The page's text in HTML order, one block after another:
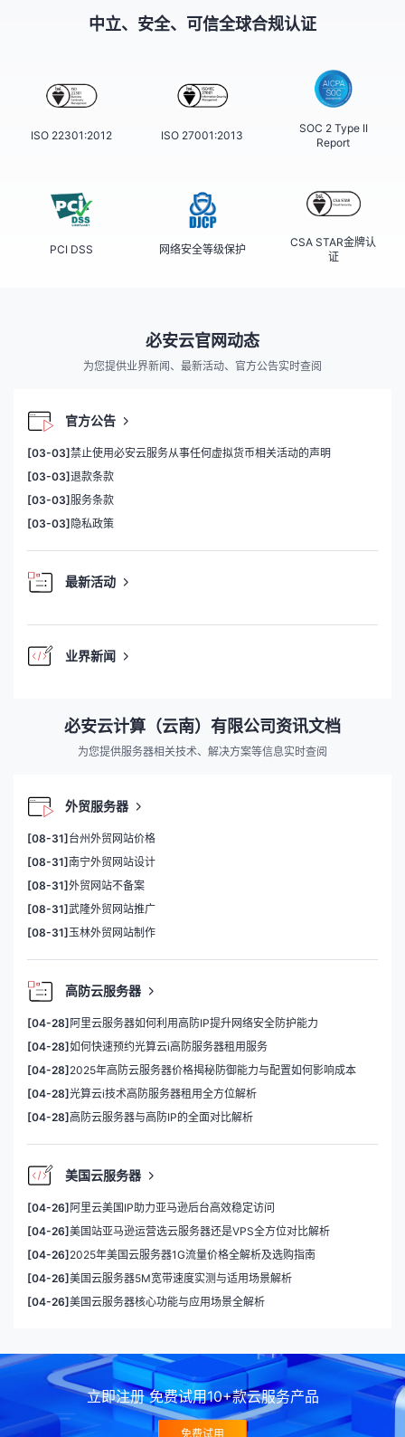
中立、安全、可信全球合规认证
ISO 22301:2012 ISO 27001:2013
SOC 2 Type II
Report
PCI DSS 网络安全等级保护
CSA STAR金牌认
证
必安云官网动态
为您提供业界新闻、最新活动、官方公告实时查阅
官方公告
[03-03]禁止使用必安云服务从事任何虚拟货币相关活动的声明
[03-03]退款条款
[03-03]服务条款
[03-03] 隐私政策
最新活动
业界新闻
必安云计算（云南）有限公司资讯文档
为您提供服务器相关技术、解决方案等信息实时查阅
外贸服务器
[08-31] 台州外贸网站价格
[08-31]南宁外贸网站设计
[08-31]外贸网站不备案
[08-31]武隆外贸网站推广
[08-31]玉林外贸网站制作
高防云服务器
[04-28] 阿里云服务器如何利用高防IP提升网络安全防护能力
[04-28]如何快速预约光算云i高防服务器租用服务
[04-28] 2025年高防云服务器价格揭秘防御能力与配置如何影响成本
[04-28]光算云i技术高防服务器租用全方位解析
[04-28]高防云服务器与高防IP的全面对比解析
美国云服务器
[04-26] 阿里云美国IP助力亚马逊后台高效稳定访问
[04-26]美国站亚马逊运营选云服务器还是VPS全方位对比解析
[04-26] 2025年美国云服务器1G流量价格全解析及选购指南
[04-26]美国云服务器5M宽带速度实测与适用场景解析
[04-26]美国云服务器核心功能与应用场景全解析
立即注册 免费试用10+款云服务产品
免费试用